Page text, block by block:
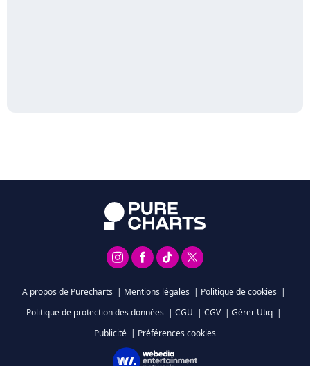
A propos de Purecharts | Mentions légales | Politique de cookies |
Politique de protection des données | CGU | CGV | Gérer Utiq |
Publicité | Préférences cookies